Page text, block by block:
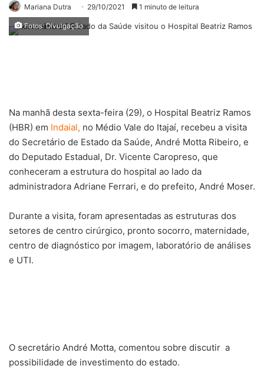
Mariana Dutra 29/10/2021 1 minuto de leitura
Fotos: Divulgação
Na manhã desta sexta-feira (29), o Hospital Beatriz Ramos
(HBR) em Indaial, no Médio Vale do Itajaí, recebeu a visita
do Secretário de Estado da Saúde, André Motta Ribeiro, e
do Deputado Estadual, Dr. Vicente Caropreso, que
conheceram a estrutura do hospital ao lado da
administradora Adriane Ferrari, e do prefeito, André Moser.
Durante a visita, foram apresentadas as estruturas dos
setores de centro cirúrgico, pronto socorro, maternidade,
centro de diagnóstico por imagem, laboratório de análises
e UTI.
O secretário André Motta, comentou sobre discutir a
possibilidade de investimento do estado.